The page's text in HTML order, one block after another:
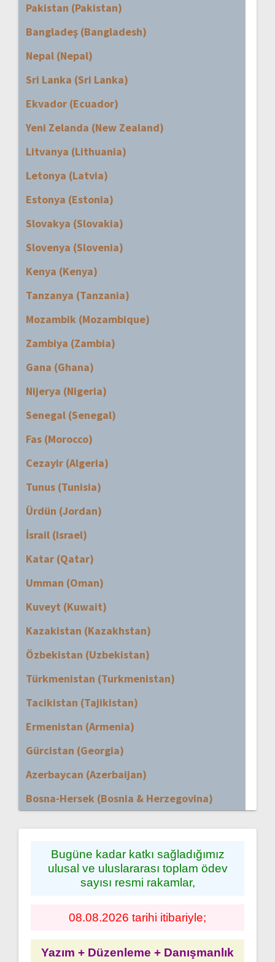
Pakistan (Pakistan)
Bangladeş (Bangladesh)
Nepal (Nepal)
Sri Lanka (Sri Lanka)
Ekvador (Ecuador)
Yeni Zelanda (New Zealand)
Litvanya (Lithuania)
Letonya (Latvia)
Estonya (Estonia)
Slovakya (Slovakia)
Slovenya (Slovenia)
Kenya (Kenya)
Tanzanya (Tanzania)
Mozambik (Mozambique)
Zambiya (Zambia)
Gana (Ghana)
Nijerya (Nigeria)
Senegal (Senegal)
Fas (Morocco)
Cezayir (Algeria)
Tunus (Tunisia)
Ürdün (Jordan)
İsrail (Israel)
Katar (Qatar)
Umman (Oman)
Kuveyt (Kuwait)
Kazakistan (Kazakhstan)
Özbekistan (Uzbekistan)
Türkmenistan (Turkmenistan)
Tacikistan (Tajikistan)
Ermenistan (Armenia)
Gürcistan (Georgia)
Azerbaycan (Azerbaijan)
Bosna-Hersek (Bosnia & Herzegovina)
Bugüne kadar katkı sağladığımız
ulusal ve uluslararası toplam ödev
sayısı resmi rakamlar,
08.08.2026 tarihi itibariyle;
Yazım + Düzenleme + Danışmanlık